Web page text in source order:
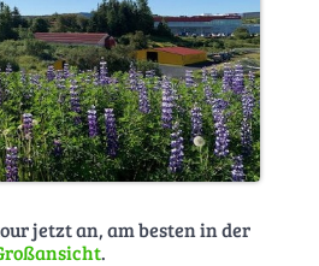
jetzt an, am besten in der
.